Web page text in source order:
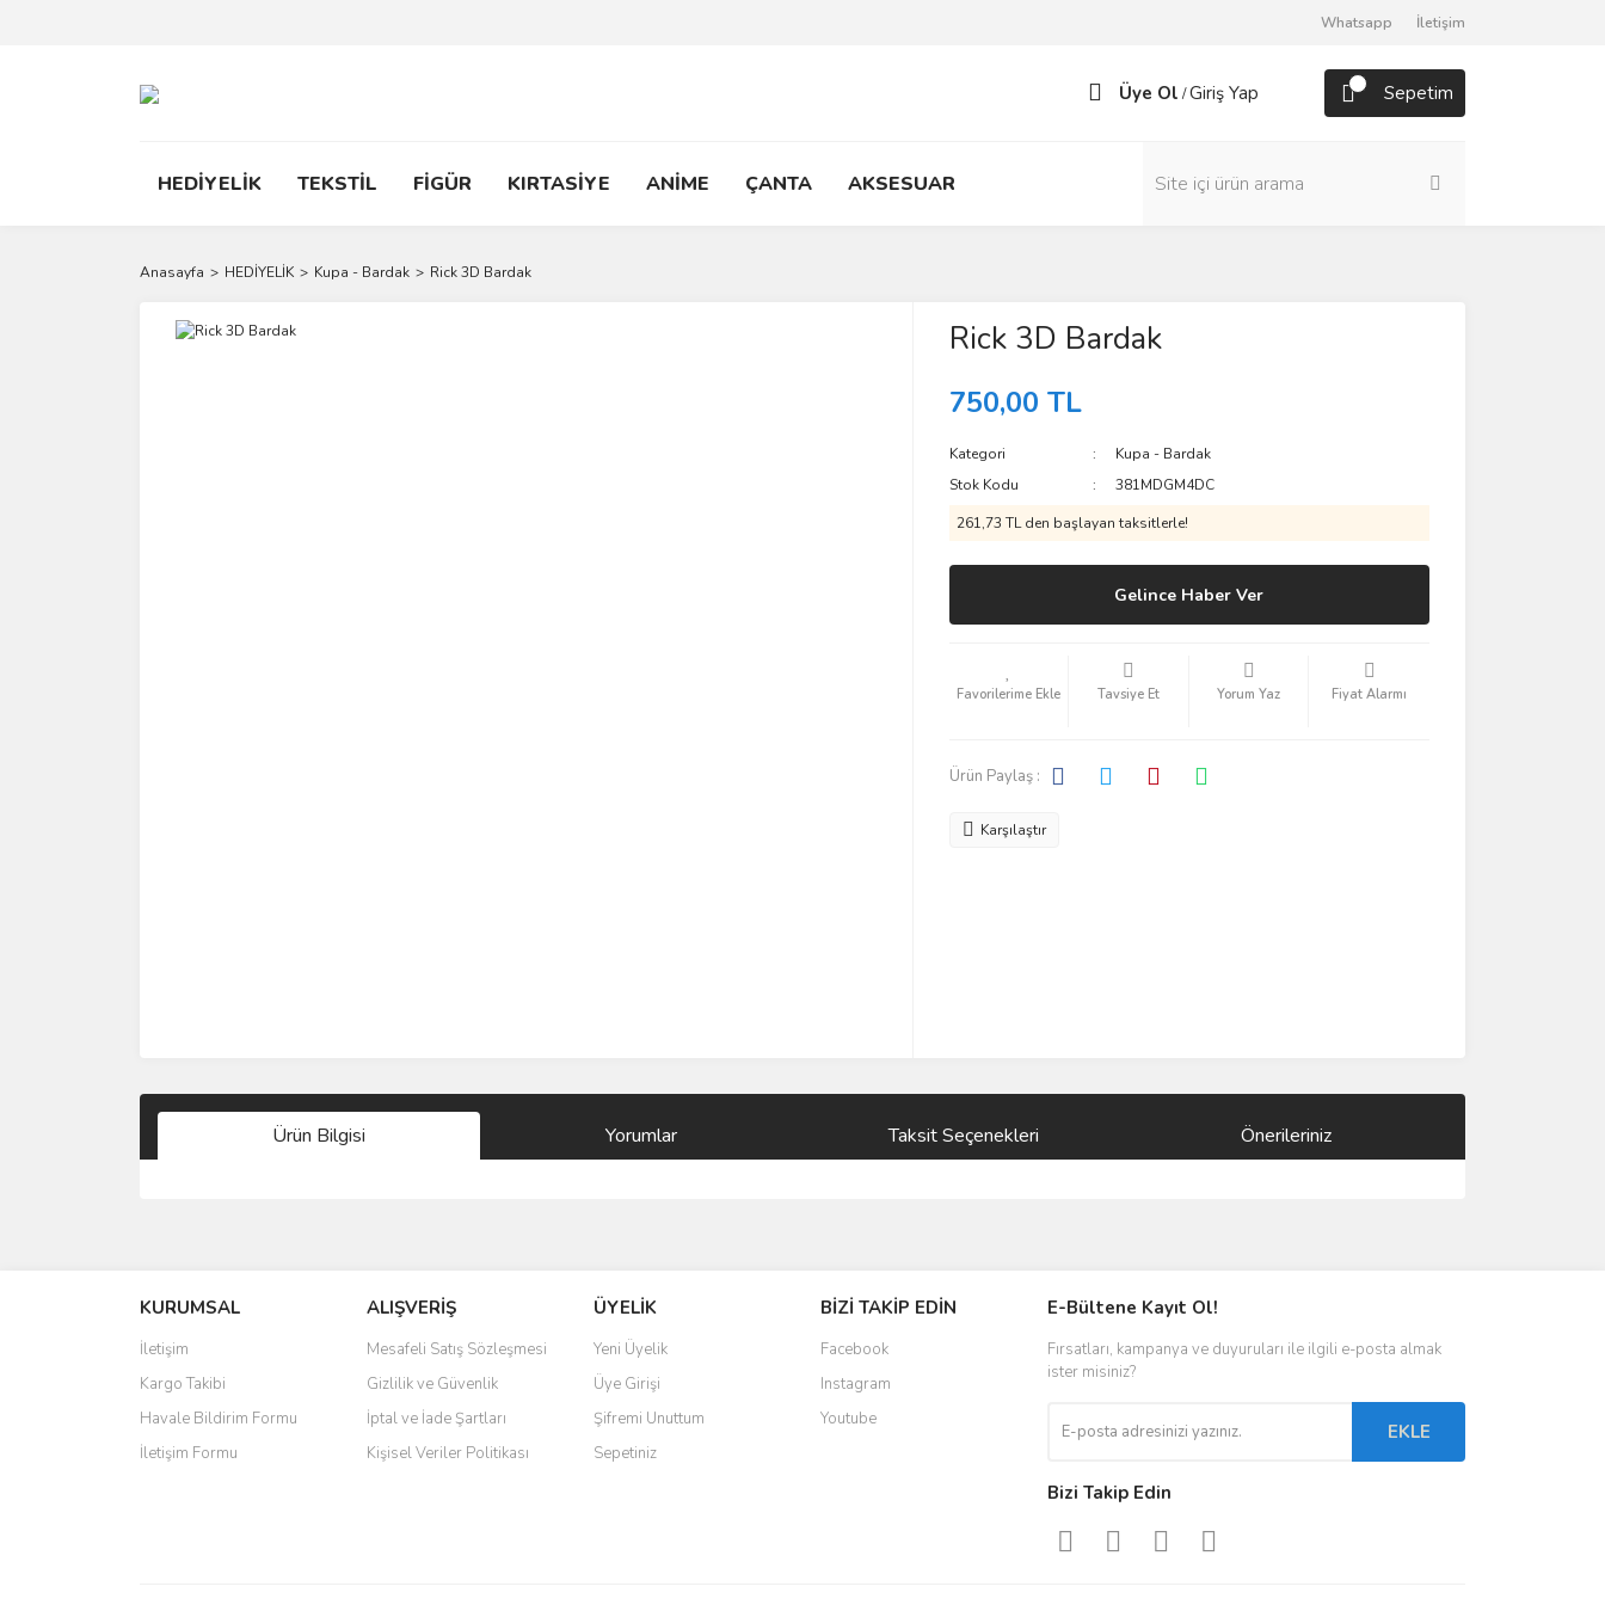
Whatsapp İletişim
Üye Ol /Giriş Yap Sepetim
HEDİYELİK TEKSTİL FİGÜR KIRTASİYE ANİME ÇANTA AKSESUAR
Anasayfa HEDİYELİK Kupa - Bardak Rick 3D Bardak
Rick 3D Bardak
750,00 TL
Kategori
Kupa - Bardak
Stok Kodu
381MDGM4DC
261,73 TL den başlayan taksitlerle!
Gelince Haber Ver
Tavsiye Et Yorum Yaz Fiyat Alarmı
Ürün Paylaş :
Karşılaştır
Ürün Bilgisi Yorumlar Taksit Seçenekleri Önerileriniz
Ürün resmi kalitesiz, bozuk veya görüntülenemiyor.
Ürün açıklamasında eksik bilgiler bulunuyor.
Ürün bilgilerinde hatalar bulunuyor.
Ürün fiyatı diğer sitelerden daha pahalı.
Bu ürüne benzer farklı alternatifler olmalı.
KURUMSAL
İletişim
Kargo Takibi
Havale Bildirim Formu
İletişim Formu
ALIŞVERİŞ
Mesafeli Satış Sözleşmesi
Gizlilik ve Güvenlik
İptal ve İade Şartları
Kişisel Veriler Politikası
ÜYELİK
Yeni Üyelik
Üye Girişi
Şifremi Unuttum
Sepetiniz
BİZİ TAKİP EDİN
Facebook
Instagram
Youtube
E-Bültene Kayıt Ol!
Fırsatları, kampanya ve duyuruları ile ilgili e-posta almak
ister misiniz?
EKLE
Bizi Takip Edin